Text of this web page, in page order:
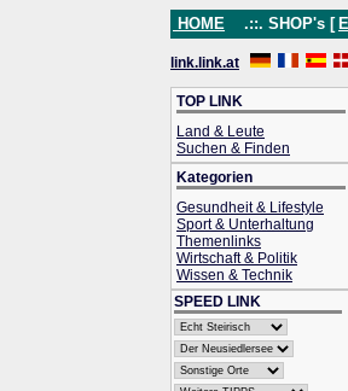
HOME .::. SHOP's [
link.link.at
TOP LINK
Land & Leute
Suchen & Finden
Kategorien
Gesundheit & Lifestyle
Sport & Unterhaltung
Themenlinks
Wirtschaft & Politik
Wissen & Technik
SPEED LINK